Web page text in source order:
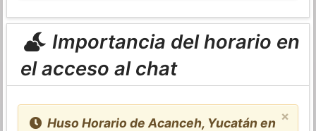
Importancia del horario en
el acceso al chat
×
Huso Horario de Acanceh, Yucatán en